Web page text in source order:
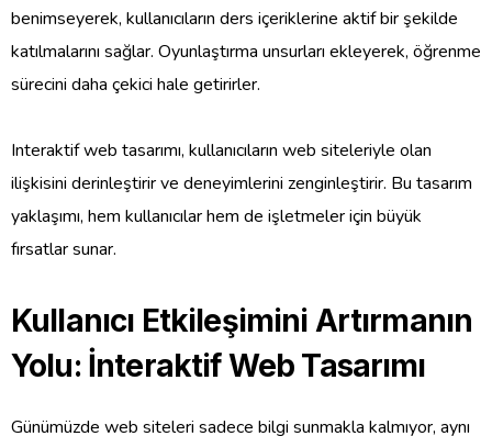
benimseyerek, kullanıcıların ders içeriklerine aktif bir şekilde
katılmalarını sağlar. Oyunlaştırma unsurları ekleyerek, öğrenme
sürecini daha çekici hale getirirler.
Interaktif web tasarımı, kullanıcıların web siteleriyle olan
ilişkisini derinleştirir ve deneyimlerini zenginleştirir. Bu tasarım
yaklaşımı, hem kullanıcılar hem de işletmeler için büyük
fırsatlar sunar.
Kullanıcı Etkileşimini Artırmanın
Yolu: İnteraktif Web Tasarımı
Günümüzde web siteleri sadece bilgi sunmakla kalmıyor, aynı